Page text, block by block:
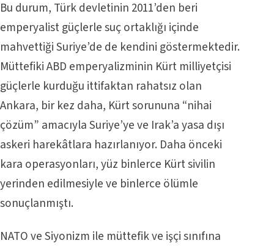
Bu durum, Türk devletinin 2011’den beri
emperyalist güçlerle suç ortaklığı içinde
mahvettiği Suriye’de de kendini göstermektedir.
Müttefiki ABD emperyalizminin Kürt milliyetçisi
güçlerle kurduğu ittifaktan rahatsız olan
Ankara, bir kez daha, Kürt sorununa “nihai
çözüm” amacıyla Suriye’ye ve Irak’a yasa dışı
askeri harekâtlara hazırlanıyor. Daha önceki
kara operasyonları, yüz binlerce Kürt sivilin
yerinden edilmesiyle ve binlerce ölümle
sonuçlanmıştı.
NATO ve Siyonizm ile müttefik ve işçi sınıfına